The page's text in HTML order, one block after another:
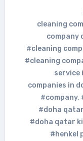
company
#cleaning
#cleaning
service
companies in
#company,
#doha
#doha qatar
#henkel